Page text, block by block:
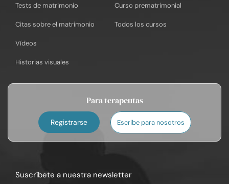
Tests de matrimonio
Citas sobre el matrimonio
Vídeos
Historias visuales
Curso prematrimonial
Todos los cursos
Para terapeutas
Registrarse Escribe para nosotros
Suscríbete a nuestra newsletter